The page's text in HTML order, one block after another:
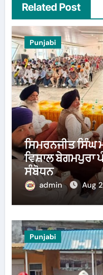
Related Post
Punjabi
ਸਿਮਰਨਜੀਤ ਸਿੰਘ
ਵਿਸ਼ਾਲ ਬੇਗਮਪੁਰਾ
ਸੰਬੋਧਨ
admin Aug
Punjabi